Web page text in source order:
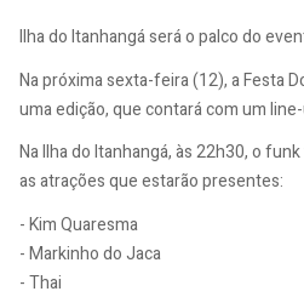
Ilha do Itanhangá será o palco do
Na próxima sexta-feira (12), a Festa
uma edição, que contará com um
Na Ilha do Itanhangá, às 22h30, o
as atrações que estarão presentes:
- Kim Quaresma
- Markinho do Jaca
- Thai